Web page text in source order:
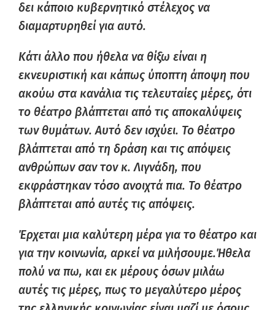
δει κάποιο κυβερνητικό στέλεχος να
διαμαρτυρηθεί για αυτό.
Κάτι άλλο που ήθελα να θίξω είναι η
εκνευριστική και κάπως ύποπτη άποψη που
ακούω στα κανάλια τις τελευταίες μέρες, ότι
το θέατρο βλάπτεται από τις αποκαλύψεις
των θυμάτων. Αυτό δεν ισχύει. Το θέατρο
βλάπτεται από τη δράση και τις απόψεις
ανθρώπων σαν τον κ. Λιγνάδη, που
εκφράστηκαν τόσο ανοιχτά πια. Το θέατρο
βλάπτεται από αυτές τις απόψεις.
Έρχεται μια καλύτερη μέρα για το θέατρο και
για την κοινωνία, αρκεί να μιλήσουμε.Ήθελα
πολύ να πω, και εκ μέρους όσων μιλάω
αυτές τις μέρες, πως το μεγαλύτερο μέρος